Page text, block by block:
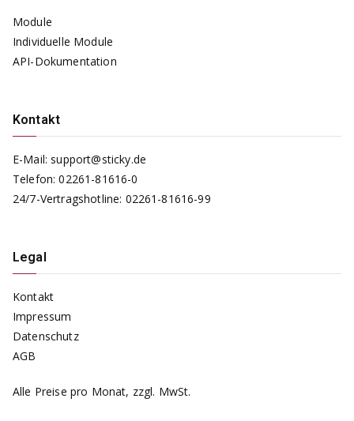
Module
Individuelle Module
API-Dokumentation
Kontakt
E-Mail:support@sticky.de
Telefon:02261-81616-0
24/7-Vertragshotline: 02261-81616-99
Legal
Kontakt
Impressum
Datenschutz
AGB
Alle Preise pro Monat, zzgl. MwSt.